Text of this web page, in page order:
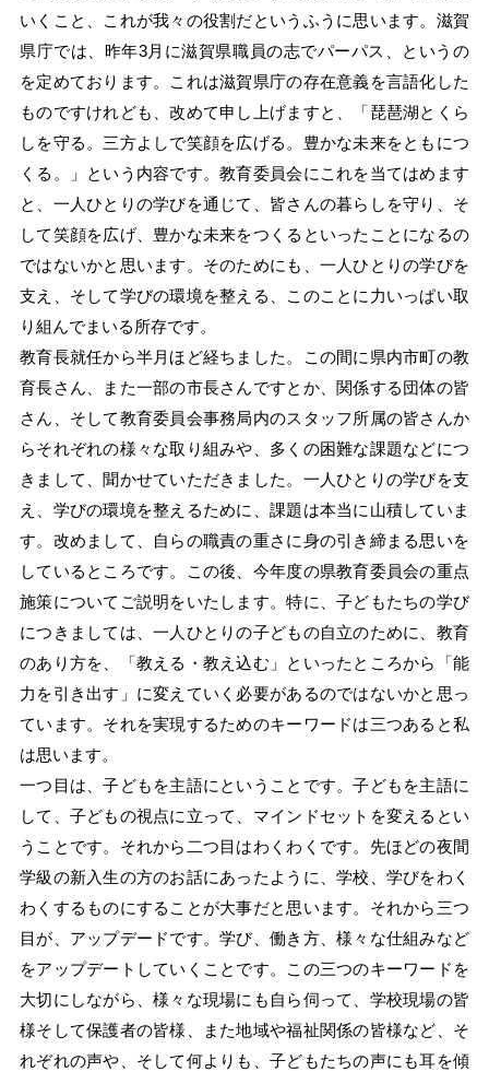
いくこと、これが我々の役割だというふうに思います。滋賀
県庁では、昨年3月に滋賀県職員の志でパーパス、というの
を定めております。これは滋賀県庁の存在意義を言語化した
ものですけれども、改めて申し上げますと、「琵琶湖とくら
しを守る。三方よしで笑顔を広げる。豊かな未来をともにつ
くる。」という内容です。教育委員会にこれを当てはめます
と、一人ひとりの学びを通じて、皆さんの暮らしを守り、そ
して笑顔を広げ、豊かな未来をつくるといったことになるの
ではないかと思います。そのためにも、一人ひとりの学びを
支え、そして学びの環境を整える、このことに力いっぱい取
り組んでまいる所存です。
教育長就任から半月ほど経ちました。この間に県内市町の教
育長さん、また一部の市長さんですとか、関係する団体の皆
さん、そして教育委員会事務局内のスタッフ所属の皆さんか
らそれぞれの様々な取り組みや、多くの困難な課題などにつ
きまして、聞かせていただきました。一人ひとりの学びを支
え、学びの環境を整えるために、課題は本当に山積していま
す。改めまして、自らの職責の重さに身の引き締まる思いを
しているところです。この後、今年度の県教育委員会の重点
施策についてご説明をいたします。特に、子どもたちの学び
につきましては、一人ひとりの子どもの自立のために、教育
のあり方を、「教える・教え込む」といったところから「能
力を引き出す」に変えていく必要があるのではないかと思っ
ています。それを実現するためのキーワードは三つあると私
は思います。
一つ目は、子どもを主語にということです。子どもを主語に
して、子どもの視点に立って、マインドセットを変えるとい
うことです。それから二つ目はわくわくです。先ほどの夜間
学級の新入生の方のお話にあったように、学校、学びをわく
わくするものにすることが大事だと思います。それから三つ
目が、アップデードです。学び、働き方、様々な仕組みなど
をアップデートしていくことです。この三つのキーワードを
大切にしながら、様々な現場にも自ら伺って、学校現場の皆
様そして保護者の皆様、また地域や福祉関係の皆様など、そ
れぞれの声や、そして何よりも、子どもたちの声にも耳を傾